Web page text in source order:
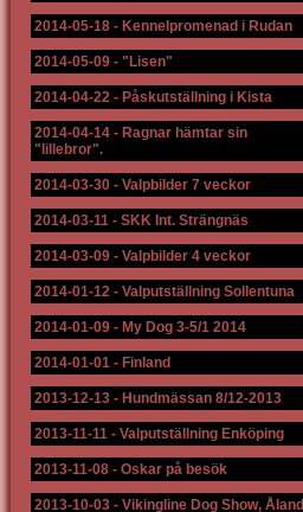
2014-05-18 - Kennelpromenad i Rudan
2014-05-09 - "Lisen"
2014-04-22 - Påskutställning i Kista
2014-04-14 - Ragnar hämtar sin
"lillebror".
2014-03-30 - Valpbilder 7 veckor
2014-03-11 - SKK Int. Strängnäs
2014-03-09 - Valpbilder 4 veckor
2014-01-12 - Valputställning Sollentuna
2014-01-09 - My Dog 3-5/1 2014
2014-01-01 - Finland
2013-12-13 - Hundmässan 8/12-2013
2013-11-11 - Valputställning Enköping
2013-11-08 - Oskar på besök
2013-10-03 - Vikingline Dog Show, Åland